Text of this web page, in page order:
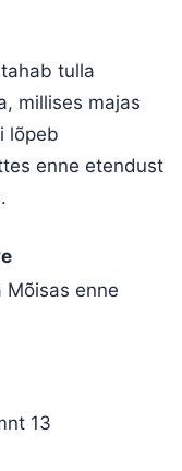
tulla
millises majas
lõpeb
enne etendust
Mõisas enne
13